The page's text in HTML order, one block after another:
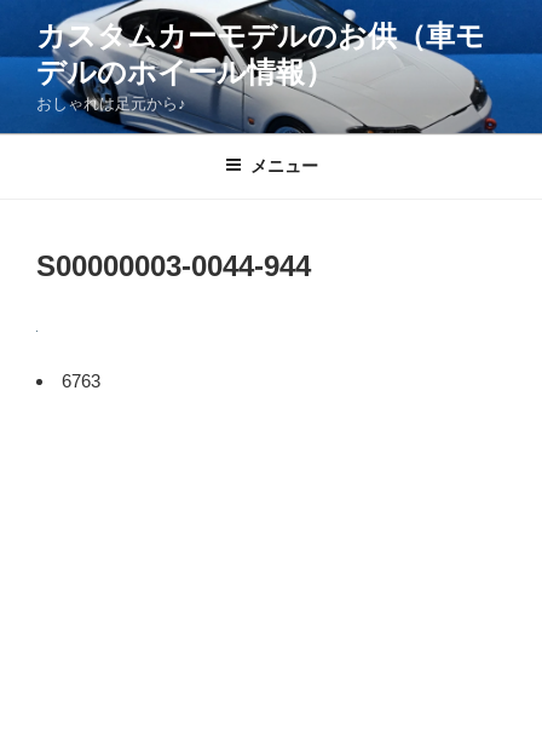
ツ
カスタムカーモデルのお供（車モ
デルのホイール情報）
おしゃれは足元から♪
メニュー
S00000003-0044-944
6763